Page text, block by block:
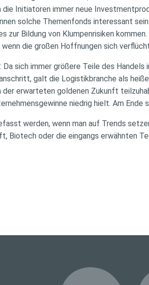
Initiatoren immer neue
solche Themenfonds interessant
Bildung von Klumpenrisiken kommen.
die großen Hoffnungen sich
sich immer größere Teile des
galt die Logistikbranche als
erwarteten goldenen Zukunft
niedrig hielt. Am Ende
werden, wenn man auf Trends
Biotech oder die eingangs erwähnten